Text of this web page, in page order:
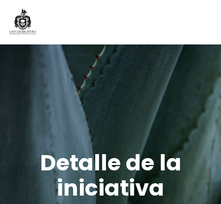
Detalle de la
iniciativa